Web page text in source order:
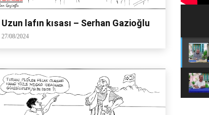
Uzun lafın kısası – Serhan Gazioğlu
27/08/2024